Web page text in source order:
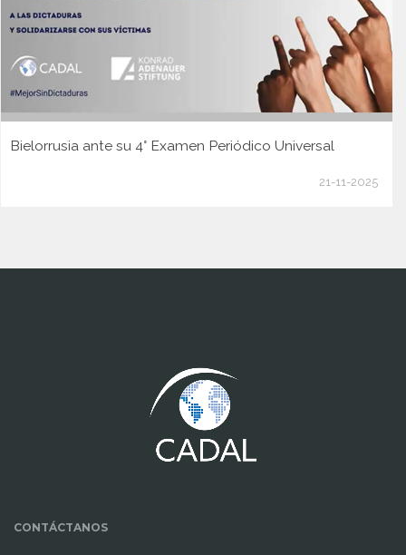
Bielorrusia ante su 4° Examen Periódico Universal
21-11-2025
CONTÁCTANOS